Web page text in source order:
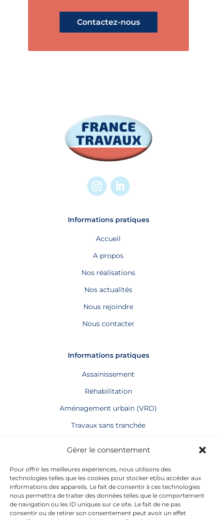
Gérer le consentement
Pour offrir les meilleures expériences, nous utilisons des
technologies telles que les cookies pour stocker et/ou accéder aux
informations des appareils. Le fait de consentir à ces technologies
nous permettra de traiter des données telles que le comportement
de navigation ou les ID uniques sur ce site. Le fait de ne pas
consentir ou de retirer son consentement peut avoir un effet
Contactez-nous
Informations pratiques
Accueil
A propos
Nos réalisations
Nos actualités
Nous rejoindre
Nous contacter
Informations pratiques
Assainissement
Réhabilitation
Aménagement urbain (VRD)
Travaux sans tranchée
Informations générales
Adresse : 13, Rue le Bois Cerdon